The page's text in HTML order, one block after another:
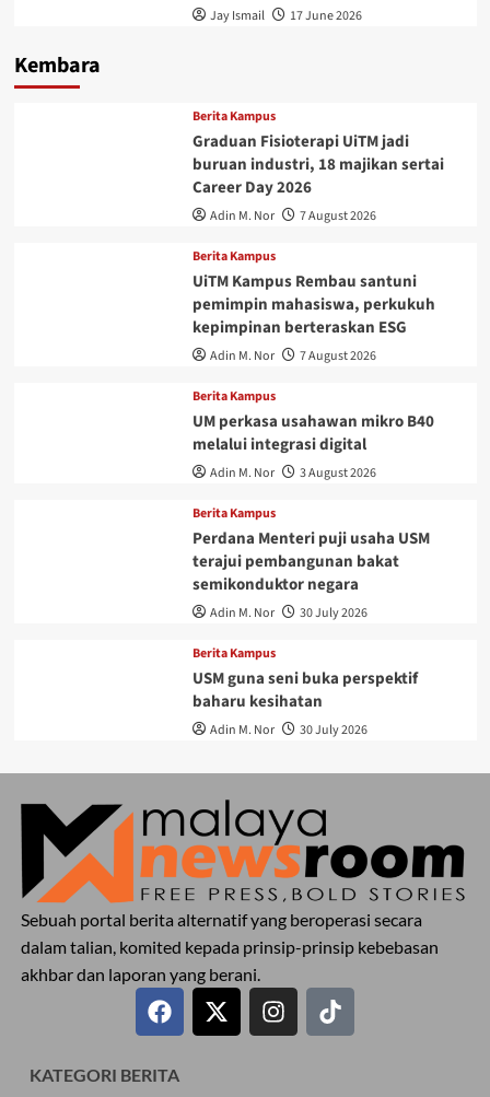
Jay Ismail 17 June 2026
Kembara
Berita Kampus
Graduan Fisioterapi UiTM jadi
buruan industri, 18 majikan sertai
Career Day 2026
Adin M. Nor 7 August 2026
Berita Kampus
UiTM Kampus Rembau santuni
pemimpin mahasiswa, perkukuh
kepimpinan berteraskan ESG
Adin M. Nor 7 August 2026
Berita Kampus
UM perkasa usahawan mikro B40
melalui integrasi digital
Adin M. Nor 3 August 2026
Berita Kampus
Perdana Menteri puji usaha USM
terajui pembangunan bakat
semikonduktor negara
Adin M. Nor 30 July 2026
Berita Kampus
USM guna seni buka perspektif
baharu kesihatan
Adin M. Nor 30 July 2026
Sebuah portal berita alternatif yang beroperasi secara
dalam talian, komited kepada prinsip-prinsip kebebasan
akhbar dan laporan yang berani.
KATEGORI BERITA